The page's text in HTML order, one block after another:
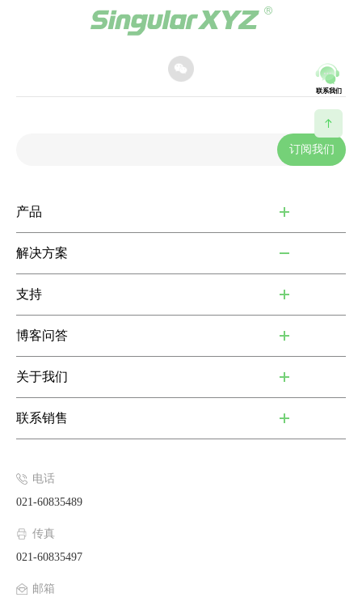
联系我们
订阅我们
产品
解决方案
支持
博客问答
关于我们
联系销售
电话
021-60835489
传真
021-60835497
邮箱